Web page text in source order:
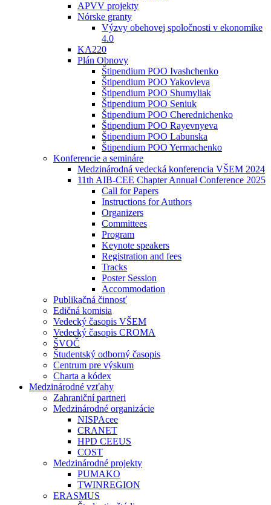
APVV projekty
Nórske granty
Výzvy obehovej spoločnosti v ekonomike
4.0
KA220
Plán Obnovy
Štipendium POO Ivashchenko
Štipendium POO Yakovleva
Štipendium POO Shumyliak
Štipendium POO Seniuk
Štipendium POO Cherednichenko
Štipendium POO Rayevnyeva
Štipendium POO Labunska
Štipendium POO Yermachenko
Konferencie a semináre
Medzinárodná vedecká konferencia VŠEM 2024
11th AIB-CEE Chapter Annual Conference 2025
Call for Papers
Instructions for Authors
Organizers
Committees
Program
Keynote speakers
Registration and fees
Tracks
Poster Session
Accommodation
Publikačná činnosť
Edičná komisia
Vedecký časopis VŠEM
Vedecký časopis CROMA
ŠVOČ
Študentský odborný časopis
Centrum pre výskum
Charta a kódex
Medzinárodné vzťahy
Zahraniční partneri
Medzinárodné organizácie
NISPAcee
CRANET
HPD CEEUS
COST
Medzinárodné projekty
PUMAKO
TWINREGION
ERASMUS